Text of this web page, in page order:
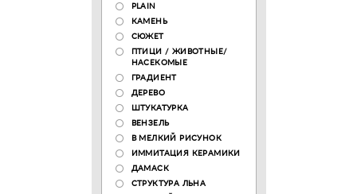
PLAIN
КАМЕНЬ
СЮЖЕТ
ПТИЦИ / ЖИВОТНЫЕ/
НАСЕКОМЫЕ
ГРАДИЕНТ
ДЕРЕВО
ШТУКАТУРКА
ВЕНЗЕЛЬ
В МЕЛКИЙ РИСУНОК
ИММИТАЦИЯ КЕРАМИКИ
ДАМАСК
СТРУКТУРА ЛЬНА